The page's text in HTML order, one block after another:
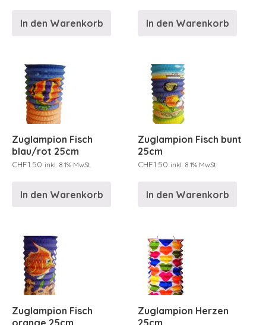
In den Warenkorb In den Warenkorb
Zuglampion Fisch
blau/rot 25cm
CHF1.50 inkl. 8.1% MwSt.
In den Warenkorb
Zuglampion Fisch bunt
25cm
CHF1.50 inkl. 8.1% MwSt.
In den Warenkorb
Zuglampion Fisch
Zuglampion Herzen